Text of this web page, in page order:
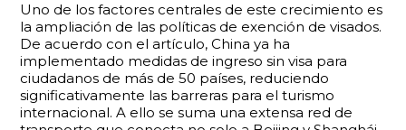
Uno de los factores centrales de este crecimiento es
la ampliación de las políticas de exención de visados.
De acuerdo con el artículo, China ya ha
implementado medidas de ingreso sin visa para
ciudadanos de más de 50 países, reduciendo
significativamente las barreras para el turismo
internacional. A ello se suma una extensa red de